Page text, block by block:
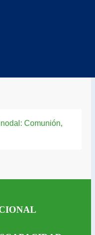
Comunión,